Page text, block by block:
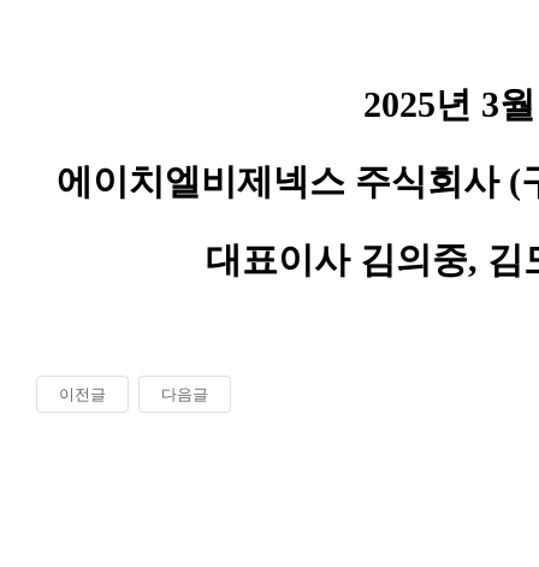
2025년 3
에이치엘비제넥스 주식회사(
대표이사 김의중, 김
이전글 다음글